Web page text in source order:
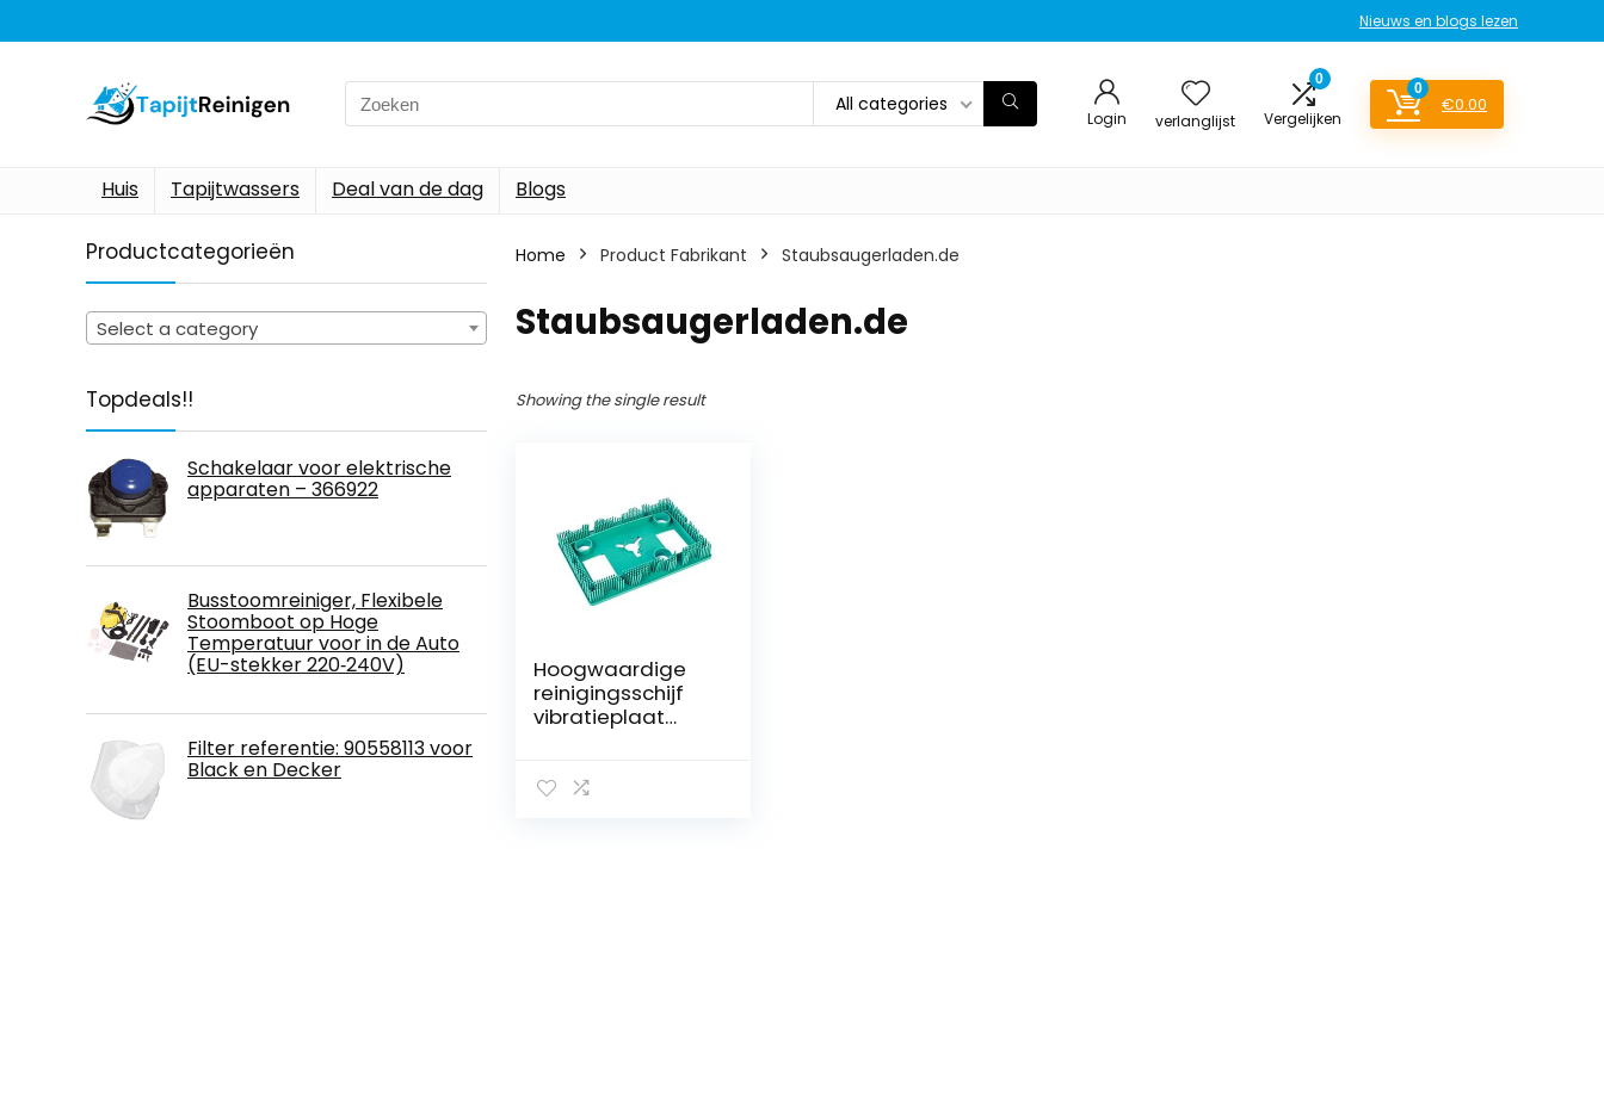
Nieuws en blogs lezen
Search
for:
All categories
Login verlanglijst
0
Vergelijken
0
€0.00
Huis Tapijtwassers Deal van de dag Blogs
Productcategorieën
Select a category
Topdeals!!
Schakelaar voor elektrische
apparaten – 366922
Busstoomreiniger, Flexibele
Stoomboot op Hoge
Temperatuur voor in de Auto
(EU-stekker 220‑240V)
Filter referentie: 90558113 voor
Black en Decker
Home Product Fabrikant ‎Staubsaugerladen.de
‎Staubsaugerladen.de
Showing the single result
Hoogwaardige
reinigingsschijf
vibratieplaat
tapijtreiniger